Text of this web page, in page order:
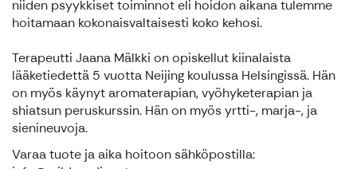
niiden psyykkiset toiminnot eli hoidon aikana tulemme
hoitamaan kokonaisvaltaisesti koko kehosi.
Terapeutti Jaana Mälkki on opiskellut kiinalaista
lääketiedettä 5 vuotta Neijing koulussa Helsingissä. Hän
on myös käynyt aromaterapian, vyöhyketerapian ja
shiatsun peruskurssin. Hän on myös yrtti-, marja-, ja
sienineuvoja.
Varaa tuote ja aika hoitoon sähköpostilla: